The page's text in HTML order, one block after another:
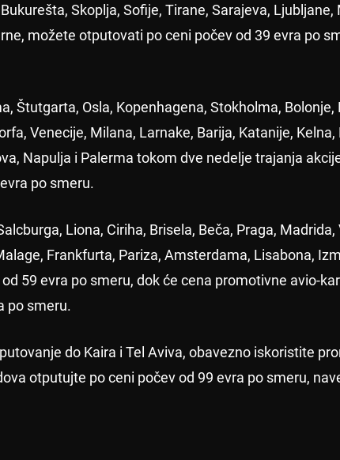
Skoplja, Sofije, Tirane, Sarajeva,
možete otputovati po ceni počev od 39 evra po
Štutgarta, Osla, Kopenhagena, Stokholma, Bolonje,
Venecije, Milana, Larnake, Barija, Katanije, Kelna,
Napulja i Palerma tokom dve nedelje trajanja
po smeru.
Liona, Ciriha, Brisela, Beča, Praga,
Frankfurta, Pariza, Amsterdama, Lisabona,
59 evra po smeru, dok će cena promotivne avio-
po smeru.
do Kaira i Tel Aviva, obavezno iskoristite
otputujte po ceni počev od 99 evra po smeru,